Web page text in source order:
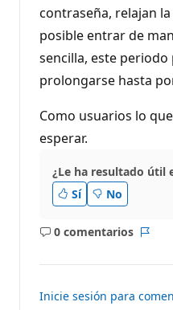
contraseña, relajan
posible entrar de
sencilla, este periodo
prolongarse hasta
Como usuarios lo
esperar.
¿Le ha resultado útil
Sí
No
0 comentarios
No
Inicie sesión para